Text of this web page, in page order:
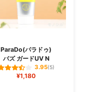
ParaDo(パラドゥ)
バズ ガードUV N
3.95(5)
¥1,180